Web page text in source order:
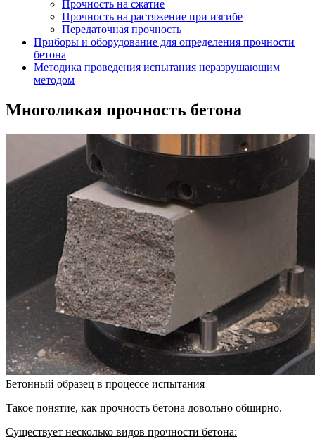
Прочность на сжатие
Прочность на растяжение при изгибе
Передаточная прочность
Приборы и оборудование для определения прочности
бетона
Методика проведения испытания неразрушающим
методом
Многоликая прочность бетона
Бетонный образец в процессе испытания
Такое понятие, как прочность бетона довольно обширно.
Существует несколько видов прочности бетона: